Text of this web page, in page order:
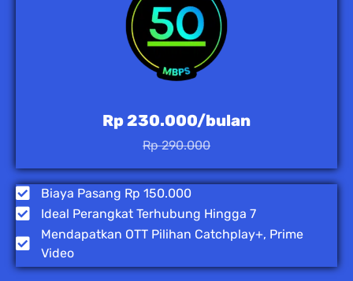
Rp 230.000/bulan
Rp 290.000
Biaya Pasang Rp 150.000
Ideal Perangkat Terhubung Hingga 7
Mendapatkan OTT Pilihan Catchplay+, Prime
Video